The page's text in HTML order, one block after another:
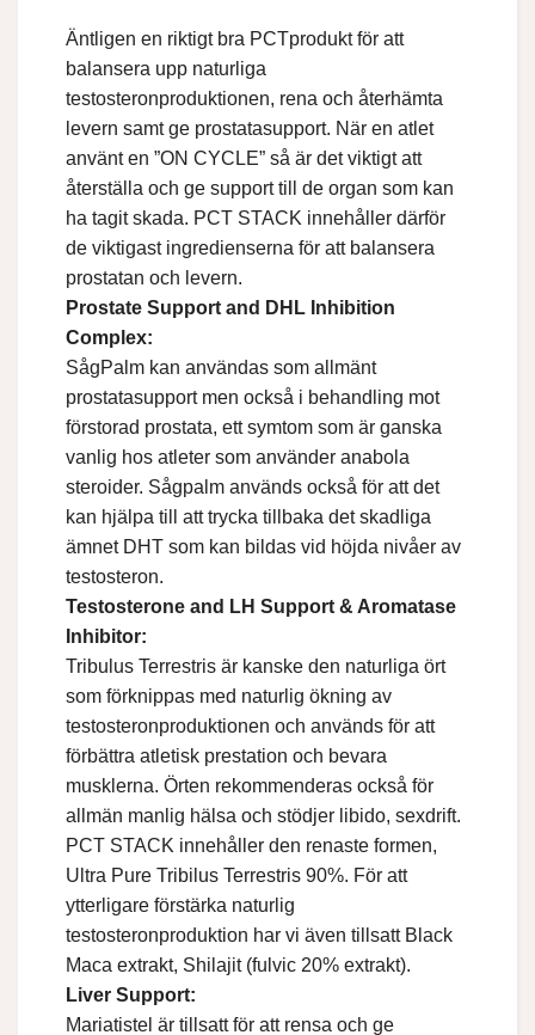
Äntligen en riktigt bra PCTprodukt för att
balansera upp naturliga
testosteronproduktionen, rena och återhämta
levern samt ge prostatasupport. När en atlet
använt en ”ON CYCLE” så är det viktigt att
återställa och ge support till de organ som kan
ha tagit skada. PCT STACK innehåller därför
de viktigast ingredienserna för att balansera
prostatan och levern.
Prostate Support and DHL Inhibition
Complex:
SågPalm kan användas som allmänt
prostatasupport men också i behandling mot
förstorad prostata, ett symtom som är ganska
vanlig hos atleter som använder anabola
steroider. Sågpalm används också för att det
kan hjälpa till att trycka tillbaka det skadliga
ämnet DHT som kan bildas vid höjda nivåer av
testosteron.
Testosterone and LH Support & Aromatase
Inhibitor:
Tribulus Terrestris är kanske den naturliga ört
som förknippas med naturlig ökning av
testosteronproduktionen och används för att
förbättra atletisk prestation och bevara
musklerna. Örten rekommenderas också för
allmän manlig hälsa och stödjer libido, sexdrift.
PCT STACK innehåller den renaste formen,
Ultra Pure Tribilus Terrestris 90%. För att
ytterligare förstärka naturlig
testosteronproduktion har vi även tillsatt Black
Maca extrakt, Shilajit (fulvic 20% extrakt).
Liver Support:
Mariatistel är tillsatt för att rensa och ge